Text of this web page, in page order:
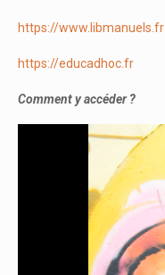
https://www.libmanuels.fr
https://educadhoc.fr
Comment y accéder ?